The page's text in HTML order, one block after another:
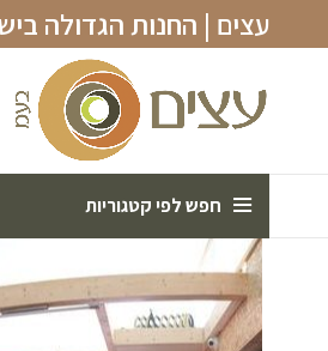
עצים | החנות הגדולה
חפש לפי קטגוריות